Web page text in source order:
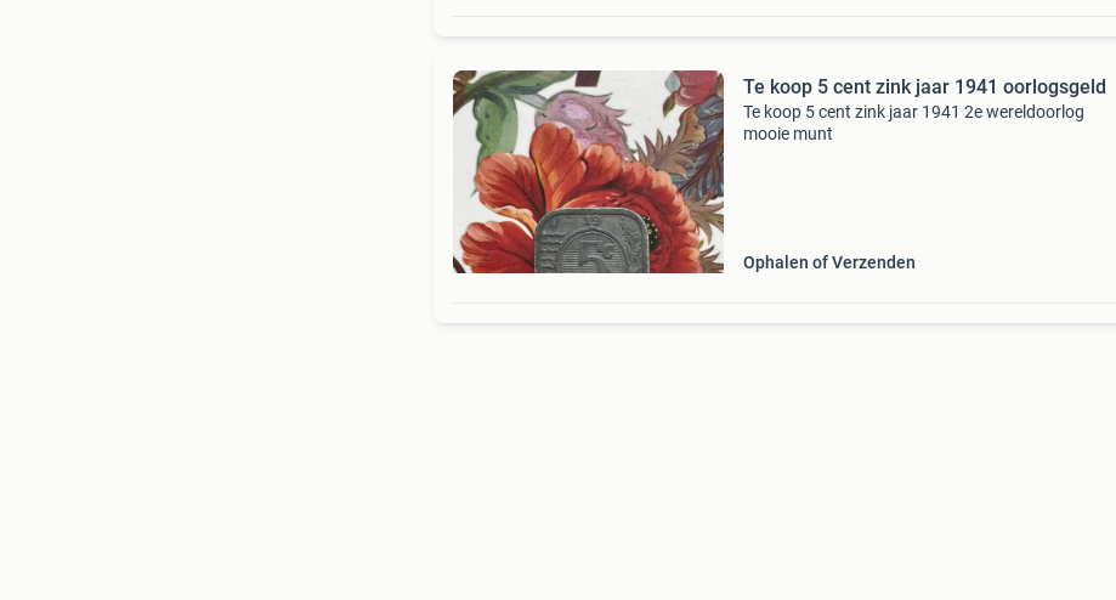
Te koop 5 cent zink jaar 1941 oorlogsgeld
Te koop 5 cent zink jaar 1941 2e wereldoorlog
mooie munt
Ophalen of Verzenden